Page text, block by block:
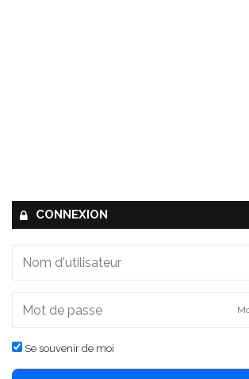
CONNEXION
Se souvenir de moi